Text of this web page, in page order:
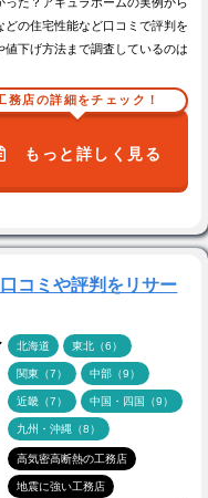
の住宅性能など口コミで評判を
下げ方法まで調査しているのは
務店の詳細をチェック！
もっと詳しく見る
コミや評判をリサー
北海道 東北（6）
関東（7） 中部（9）
近畿（7） 中国・四国（9）
九州・沖縄（8）
高気密高断熱の工務店
地震に強い工務店